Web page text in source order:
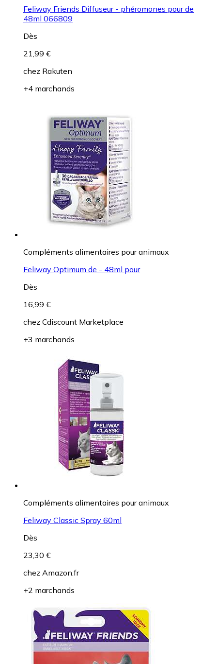
Feliway Friends Diffuseur - phéromones pour de
48ml 066809
Dès
21,99 €
chez Rakuten
+4 marchands
Compléments alimentaires pour animaux
Feliway Optimum de - 48ml pour
Dès
16,99 €
chez Cdiscount Marketplace
+3 marchands
Compléments alimentaires pour animaux
Feliway Classic Spray 60ml
Dès
23,30 €
chez Amazon.fr
+2 marchands